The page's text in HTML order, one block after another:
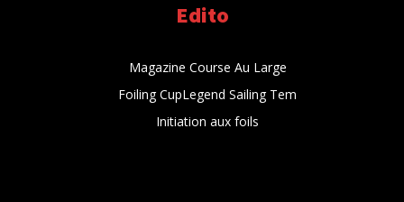
Edito
Magazine Course Au Large
Foiling CupLegend Sailing Tem
Initiation aux foils